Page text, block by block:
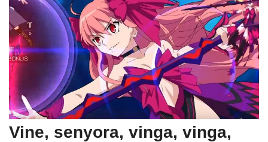
Vine, senyora, vinga, vinga,